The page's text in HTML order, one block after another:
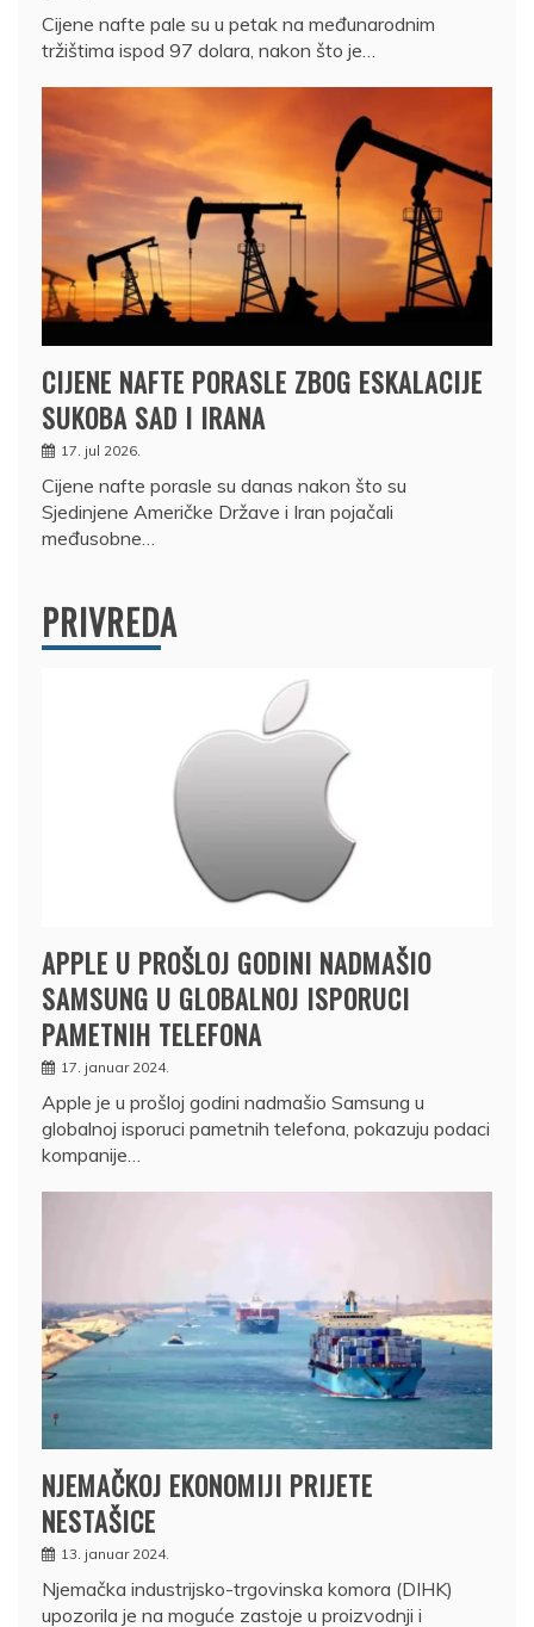
Cijene nafte pale su u petak na međunarodnim
tržištima ispod 97 dolara, nakon što je…
CIJENE NAFTE PORASLE ZBOG ESKALACIJE
SUKOBA SAD I IRANA
17. jul 2026.
Cijene nafte porasle su danas nakon što su
Sjedinjene Američke Države i Iran pojačali
međusobne…
PRIVREDA
APPLE U PROŠLOJ GODINI NADMAŠIO
SAMSUNG U GLOBALNOJ ISPORUCI
PAMETNIH TELEFONA
17. januar 2024.
Apple je u prošloj godini nadmašio Samsung u
globalnoj isporuci pametnih telefona, pokazuju podaci
kompanije…
NJEMAČKOJ EKONOMIJI PRIJETE
NESTAŠICE
13. januar 2024.
Njemačka industrijsko-trgovinska komora (DIHK)
upozorila je na moguće zastoje u proizvodnji i